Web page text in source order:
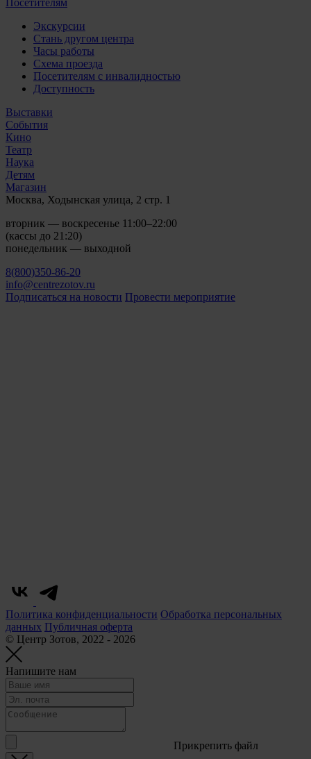
Посетителям
Экскурсии
Стань другом центра
Часы работы
Схема проезда
Посетителям с инвалидностью
Доступность
Выставки
События
Кино
Театр
Наука
Детям
Магазин
Москва, Ходынская улица, 2 стр. 1
вторник — воскресенье 11:00–22:00
(кассы до 21:20)
понедельник — выходной
8(800)350-86-20
info@centrezotov.ru
Подписаться на новости Провести мероприятие
Политика конфиденциальности Обработка персональных
данных Публичная оферта
© Центр Зотов, 2022 - 2026
Напишите нам
Прикрепить файл